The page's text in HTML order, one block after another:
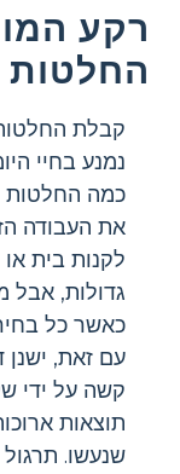
רקע
החלטות
קבלת
נמנע בחיי
כמה החלטות
את העבודה
לקנות בית
גדולות, אבל
כאשר כל
עם זאת,
קשה על ידי
תוצאות
שנעשו.